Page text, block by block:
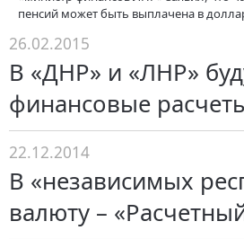
пенсий может быть выплачена в
26.02.2015
В «ДНР» и «ЛНР»
финансовые
22.12.2014
В «независимых
валюту –